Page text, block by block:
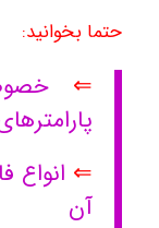
حتما بخوانید:
⇐
⇐ انواع
آن